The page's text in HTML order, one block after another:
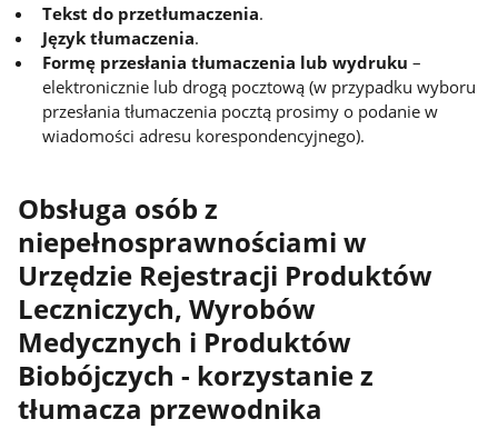
Tekst do przetłumaczenia.
Język tłumaczenia.
Formę przesłania tłumaczenia lub wydruku –
elektronicznie lub drogą pocztową (w przypadku wyboru
przesłania tłumaczenia pocztą prosimy o podanie w
wiadomości adresu korespondencyjnego).
Obsługa osób z
niepełnosprawnościami w
Urzędzie Rejestracji Produktów
Leczniczych, Wyrobów
Medycznych i Produktów
Biobójczych - korzystanie z
tłumacza przewodnika